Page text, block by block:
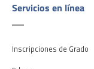
Servicios en línea
Inscripciones de Grado